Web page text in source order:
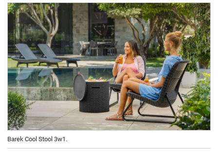
Barek Cool Stool 3w1.